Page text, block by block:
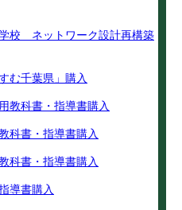
校 ネットワーク設計再構築
む千葉県」購入
教科書・指導書購入
科書・指導書購入
科書・指導書購入
導書購入